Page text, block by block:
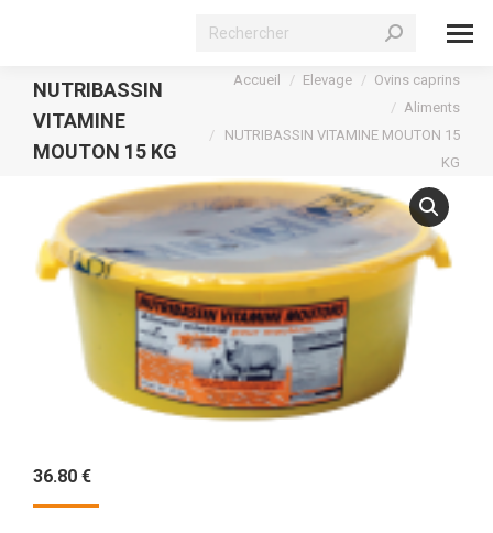
Recherche
NUTRIBASSIN
VITAMINE
MOUTON 15 KG
Vous êtes ici :
Accueil Elevage
Ovins caprins
Aliments
NUTRIBASSIN VITAMINE MOUTON 15
KG
36.80 €